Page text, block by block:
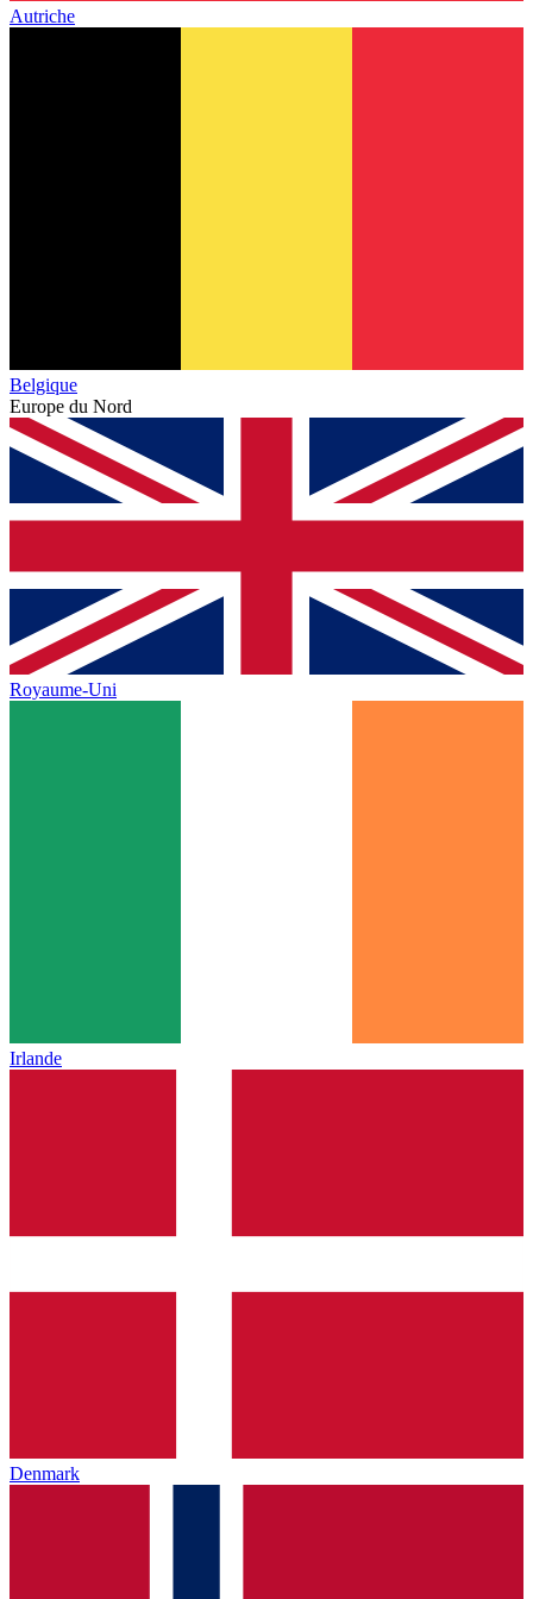
Autriche
Belgique
Europe du Nord
Royaume-Uni
Irlande
Denmark